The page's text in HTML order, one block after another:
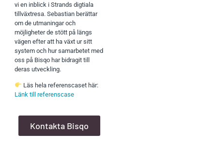
vi en inblick i Strands digtiala
tillväxtresa. Sebastian berättar
om de utmaningar och
möjligheter de stött på längs
vägen efter att ha växt ur sitt
system och hur samarbetet med
oss på Bisqo har bidragit till
deras utveckling.
Läs hela referenscaset här:
Länk till referenscase
Kontakta Bisqo